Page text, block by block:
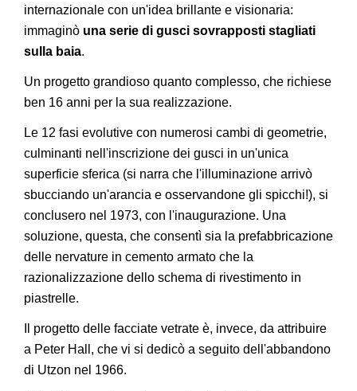
internazionale con un'idea brillante e visionaria:
immaginò una serie di gusci sovrapposti stagliati
sulla baia.
Un progetto grandioso quanto complesso, che richiese
ben 16 anni per la sua realizzazione.
Le 12 fasi evolutive con numerosi cambi di geometrie,
culminanti nell'inscrizione dei gusci in un'unica
superficie sferica (si narra che l'illuminazione arrivò
sbucciando un'arancia e osservandone gli spicchi!), si
conclusero nel 1973, con l'inaugurazione. Una
soluzione, questa, che consentì sia la prefabbricazione
delle nervature in cemento armato che la
razionalizzazione dello schema di rivestimento in
piastrelle.
Il progetto delle facciate vetrate è, invece, da attribuire
a Peter Hall, che vi si dedicò a seguito dell'abbandono
di Utzon nel 1966.